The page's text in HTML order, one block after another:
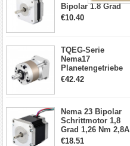
Bipolar 1.8 Grad
8.7Ncm 1A 3.5V 4
€10.40
TQEG-Serie
Nema17
Planetengetriebe
10:1 Spiel 15Arc-
€42.42
Nema 23 Bipolar
Schrittmotor 1,8
Grad 1,26 Nm 2,8A
2,5V 4 Drähte
€18.51